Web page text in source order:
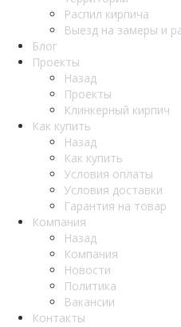
Распил кирпича
Выезд на замеры и
Блог
Проекты
Назад
Проекты
Клинкерный кирпич
Как купить
Назад
Как купить
Условия оплаты
Условия доставки
Гарантия на товар
Компания
Назад
Компания
Новости
Политика
Вакансии
Контакты